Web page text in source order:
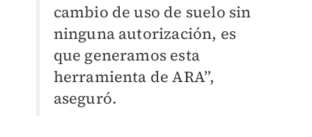
cambio de uso de suelo sin
ninguna autorización, es
que generamos esta
herramienta de ARA”,
aseguró.